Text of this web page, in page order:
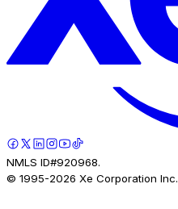
NMLS ID#920968.
© 1995-2026 Xe Corporation Inc.